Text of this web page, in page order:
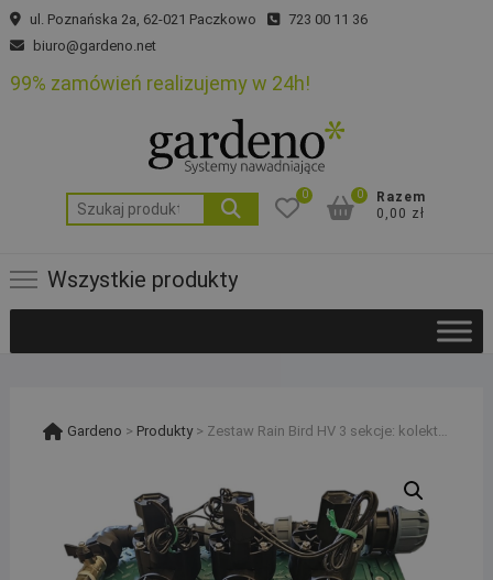
Skip
to
ul. Poznańska 2a, 62-021 Paczkowo
723 00 11 36
biuro@gardeno.net
99% zamówień realizujemy w 24h!
Szukaj:
0
Razem
0,00 zł
0
Wszystkie produkty
Gardeno > Produkty> Zestaw Rain Bird HV 3 sekcje: kolektor z kompresorem i studzienka PE 25